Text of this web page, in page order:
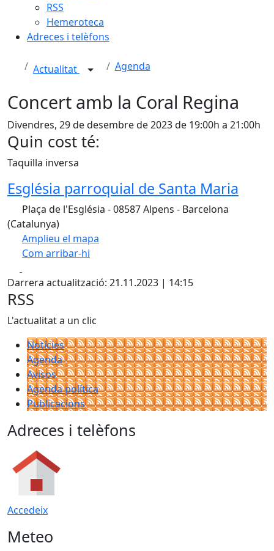
RSS
Hemeroteca
Adreces i telèfons
Actualitat Agenda
Concert amb la Coral Regina
Divendres, 29 de desembre de 2023 de 19:00h a 21:00h
Quin cost té:
Taquilla inversa
Església parroquial de Santa Maria
Plaça de l'Església - 08587 Alpens - Barcelona
(Catalunya)
Amplieu el mapa
Com arribar-hi
+
−
Darrera actualització: 21.11.2023 | 14:15
RSS
L'actualitat a un clic
Notícies
Agenda
Avisos
Agenda política
Publicacions
Adreces i telèfons
Accedeix
Meteo